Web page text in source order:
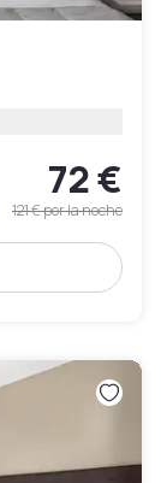
72 €
121 €por la noche